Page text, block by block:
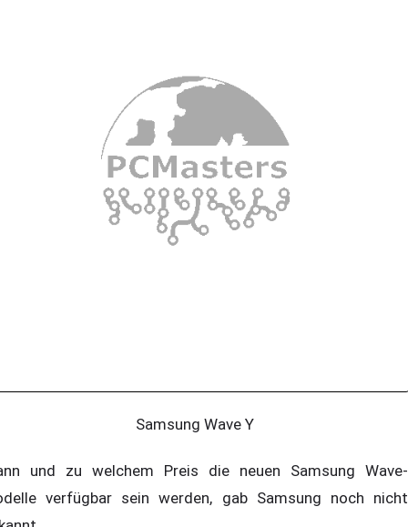
Samsung Wave Y
und zu welchem Preis die neuen Samsung Wave-
verfügbar sein werden, gab Samsung noch nicht